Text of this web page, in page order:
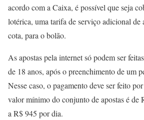
acordo com a Caixa, é possível que seja
lotérica, uma tarifa de serviço adicional de
cota, para o bolão.
As apostas pela internet só podem ser
de 18 anos, após o preenchimento de um
Nesse caso, o pagamento deve ser feito
valor mínimo do conjunto de apostas é de
a R$ 945 por dia.